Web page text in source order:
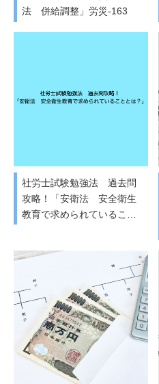
法 併給調整」労災-163
社労士試験勉強法 過去問
攻略！「安衛法 安全衛生
教育で求められているこ…